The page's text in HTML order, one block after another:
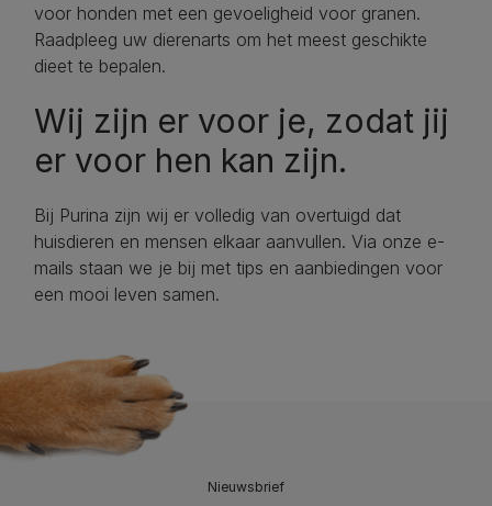
voor honden met een gevoeligheid voor granen.
Raadpleeg uw dierenarts om het meest geschikte
dieet te bepalen.
Wij zijn er voor je, zodat jij
er voor hen kan zijn.
Bij Purina zijn wij er volledig van overtuigd dat
huisdieren en mensen elkaar aanvullen. Via onze e-
mails staan we je bij met tips en aanbiedingen voor
een mooi leven samen.
Nieuwsbrief